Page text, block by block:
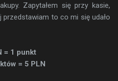
Zapytałem się przy kasie,
przedstawiam to co mi się udało
= 1 punkt
= 5 PLN